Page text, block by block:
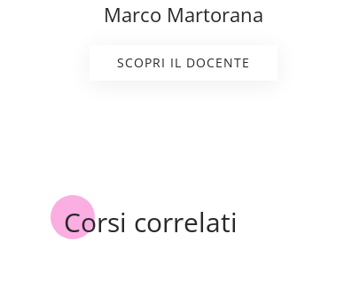
Marco Martorana
SCOPRI IL DOCENTE
Corsi correlati